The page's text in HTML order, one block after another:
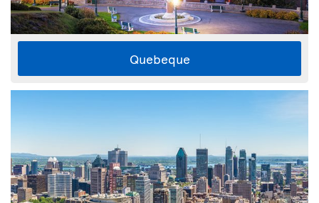
Quebeque